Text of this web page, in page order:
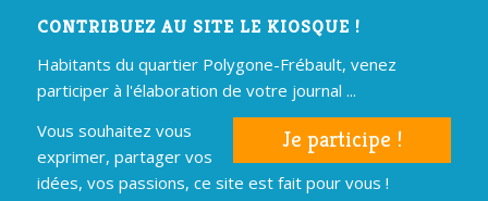
CONTRIBUEZ AU SITE LE KIOSQUE !
Habitants du quartier Polygone-Frébault, venez
participer à l'élaboration de votre journal ...
Je participe !
Vous souhaitez vous
exprimer, partager vos
idées, vos passions, ce site est fait pour vous !